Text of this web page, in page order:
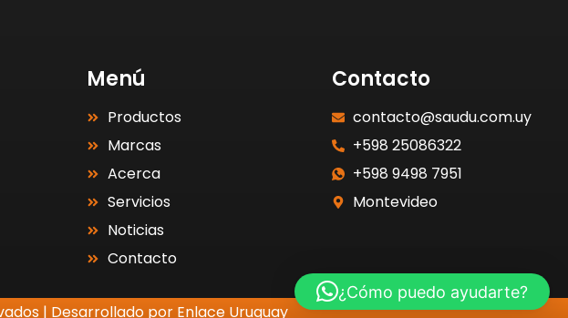
Menú
Productos
Marcas
Acerca
Servicios
Noticias
Contacto
Contacto
contacto@saudu.com.uy
+598 25086322
+598 9498 7951
Montevideo
| Desarrollado por Enlace Uruguay
¿Cómo puedo ayudarte?